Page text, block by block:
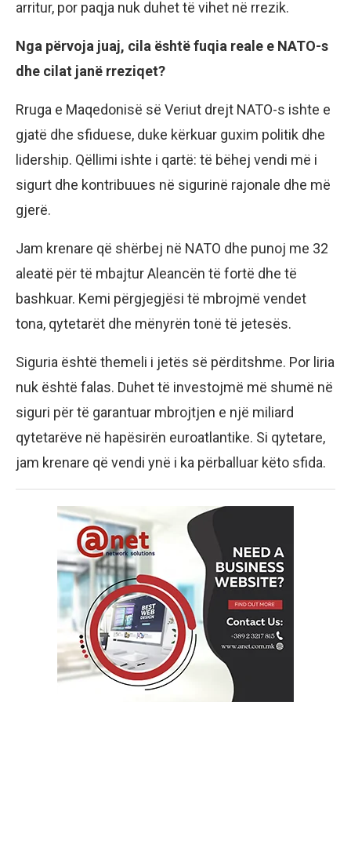
arritur, por paqja nuk duhet të vihet në rrezik.
Nga përvoja juaj, cila është fuqia reale e NATO-s
dhe cilat janë rreziqet?
Rruga e Maqedonisë së Veriut drejt NATO-s ishte e
gjatë dhe sfiduese, duke kërkuar guxim politik dhe
lidership. Qëllimi ishte i qartë: të bëhej vendi më i
sigurt dhe kontribuues në sigurinë rajonale dhe më
gjerë.
Jam krenare që shërbej në NATO dhe punoj me 32
aleatë për të mbajtur Aleancën të fortë dhe të
bashkuar. Kemi përgjegjësi të mbrojmë vendet
tona, qytetarët dhe mënyrën tonë të jetesës.
Siguria është themeli i jetës së përditshme. Por liria
nuk është falas. Duhet të investojmë më shumë në
siguri për të garantuar mbrojtjen e një miliard
qytetarëve në hapësirën euroatlantike. Si qytetare,
jam krenare që vendi ynë i ka përballuar këto sfida.